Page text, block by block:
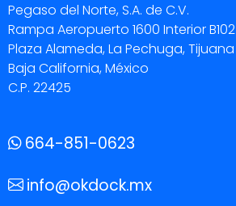
Pegaso del Norte, S.A. de C.V.
Rampa Aeropuerto 1600 Interior B102
Plaza Alameda, La Pechuga, Tijuana
Baja California, México
C.P. 22425
664-851-0623
info@okdock.mx